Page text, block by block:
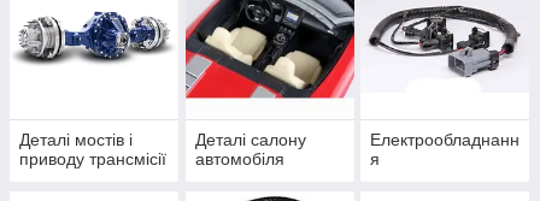
Деталі мостів і
приводу трансмісії
Деталі салону
автомобіля
Електрообладнанн
я